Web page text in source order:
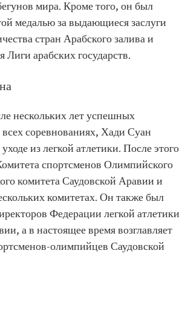
мира. Кроме того, он был
медалью за выдающиеся заслуги
стран Арабского залива и
Лиги арабских государств.
нескольких лет успешных
соревнованиях, Хади Суан
из легкой атлетики. После этого
спортсменов Олимпийского
комитета Саудовской Аравии и
комитетах. Он также был
Федерации легкой атлетики
а в настоящее время возглавляет
олимпийцев Саудовской